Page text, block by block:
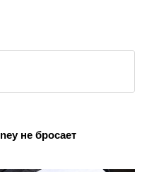
не бросает